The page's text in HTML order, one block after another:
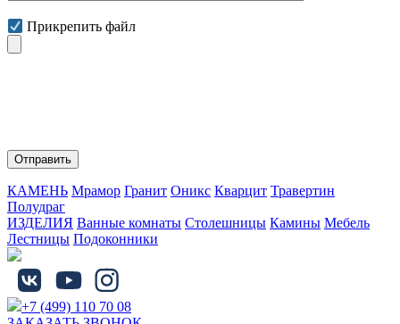
Прикрепить файл
КАМЕНЬ Мрамор Гранит Оникс Кварцит Травертин
Полудраг
ИЗДЕЛИЯ Ванные комнаты Столешницы Камины Мебель
Лестницы Подоконники
+7 (499) 110 70 08